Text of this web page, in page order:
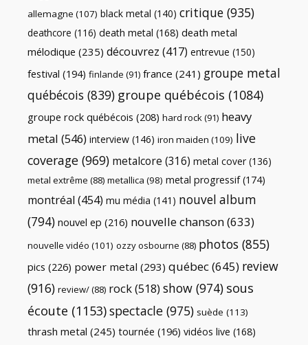
allemagne (107) black metal (140) critique (935)
deathcore (116) death metal (168) death metal
mélodique (235) découvrez (417) entrevue (150)
festival (194) finlande (91) france (241) groupe metal
québécois (839) groupe québécois (1084)
groupe rock québécois (208) hard rock(91) heavy
metal (546) interview (146) iron maiden (109) live
coverage (969) metalcore (316) metal cover (136)
metal extrême (88) metallica (98) metal progressif(174)
montréal (454) mu média (141) nouvel album
(794) nouvel ep (216) nouvelle chanson(633)
nouvelle vidéo (101) ozzy osbourne (88) photos (855)
pics (226) power metal (293) québec(645) review
(916) review/(88) rock(518) show (974) sous
écoute (1153)spectacle (975) suède (113)
thrash metal (245) tournée (196) vidéos live (168)